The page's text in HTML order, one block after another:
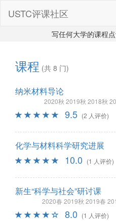
USTC评课社区
写任何大学的课程
课程 (共 8 门)
纳米材料导论
2020秋 2019秋 2018秋
9.5 (2 人评价)
化学与材料科学研究进展
10.0 (1 人评价)
新生“科学与社会”研讨课
2020春 2019秋 2019春
8.0 (1 人评价)